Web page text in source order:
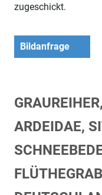
zugeschickt.
Bildanfrage
ARDEIDAE,